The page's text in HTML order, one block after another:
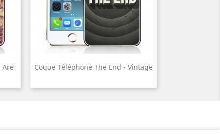
Are Coque Téléphone The End - Vintage